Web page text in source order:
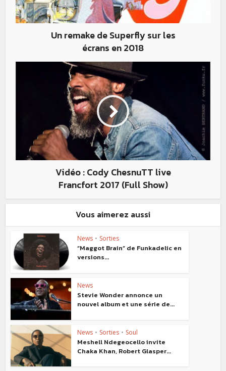
Un remake de Superfly sur les
écrans en 2018
Vidéo : Cody ChesnuTT live
Francfort 2017 (Full Show)
Vous aimerez aussi
News • Sorties
“Maggot Brain” de Funkadelic en
versions...
News
Stevie Wonder annonce un
nouvel album et une série de...
News • Sorties • Soul
Meshell Ndegeocello invite
Chaka Khan, Robert Glasper...